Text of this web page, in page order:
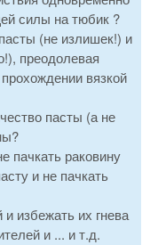
силы на тюбик ?
(не излишек!) и
преодолевая
вязкой
пасты (а не
пачкать раковину
и не пачкать
избежать их гнева
и ... и т.д.